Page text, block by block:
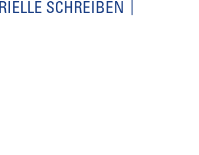
SCHREIBEN